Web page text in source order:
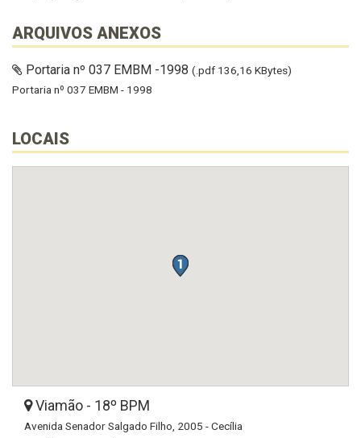
ARQUIVOS ANEXOS
Portaria nº 037 EMBM -1998 (.pdf 136,16 KBytes)
Portaria nº 037 EMBM - 1998
LOCAIS
Viamão - 18º BPM
Avenida Senador Salgado Filho, 2005 - Cecília